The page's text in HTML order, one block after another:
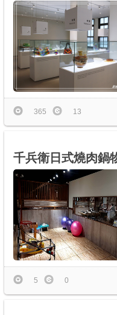
365 13
千兵衛日式燒肉鍋
5 0